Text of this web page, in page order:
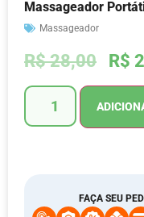
Massageador
Massageador
R$28,00 R$
FAÇA SEU